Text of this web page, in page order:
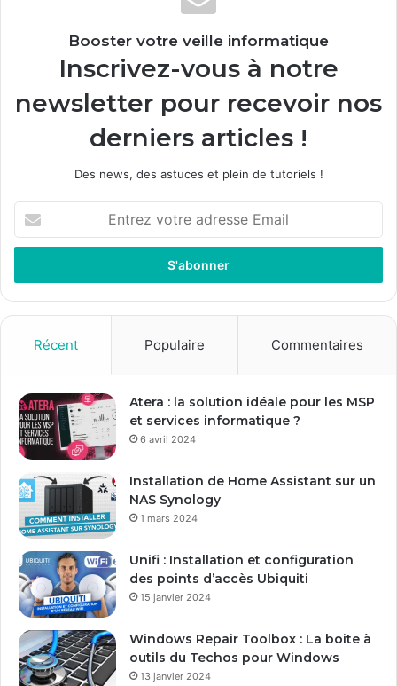
Booster votre veille informatique
Inscrivez-vous à notre
newsletter pour recevoir nos
derniers articles !
Des news, des astuces et plein de tutoriels !
t
e
z
r
e
a
d
s
e
m
a
Récent Populaire Commentaires
Atera : la solution idéale pour les MSP
et services informatique ?
6 avril 2024
Installation de Home Assistant sur un
NAS Synology
1 mars 2024
Unifi : Installation et configuration
des points d’accès Ubiquiti
15 janvier 2024
Windows Repair Toolbox : La boite à
outils du Techos pour Windows
13 janvier 2024